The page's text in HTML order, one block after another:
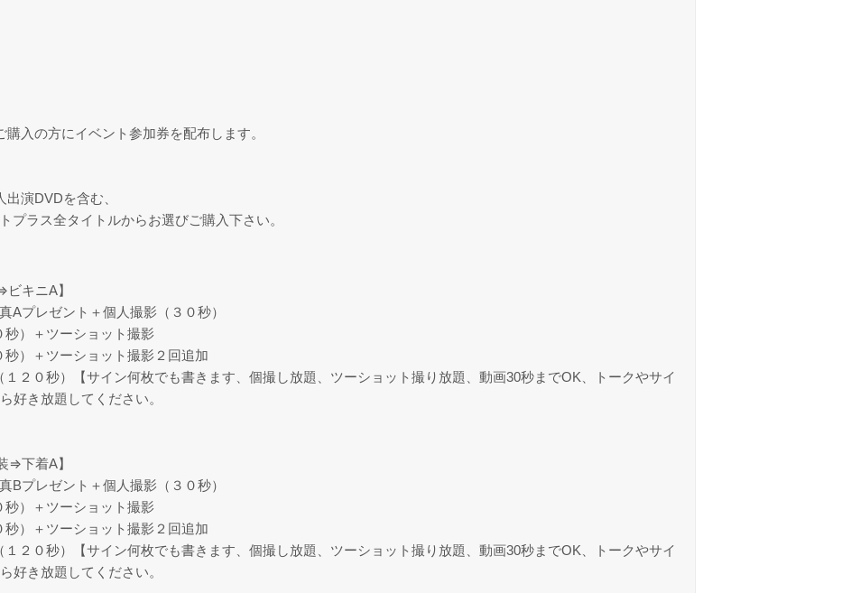
入の方にイベント参加券を配布します。
演DVDを含む、
プラス全タイトルからお選びご購入下さい。
キニA】
Aプレゼント＋個人撮影（３０秒）
）＋ツーショット撮影
）＋ツーショット撮影２回追加
２０秒）【サイン何枚でも書きます、個撮し放題、ツーショット撮り放題、動画30秒までOK、トークやサイ
好き放題してください。
⇒下着A】
Bプレゼント＋個人撮影（３０秒）
）＋ツーショット撮影
）＋ツーショット撮影２回追加
２０秒）【サイン何枚でも書きます、個撮し放題、ツーショット撮り放題、動画30秒までOK、トークやサイ
好き放題してください。